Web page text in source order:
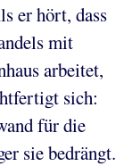
er hört, dass
mit
arbeitet,
sich:
für die
sie bedrängt.